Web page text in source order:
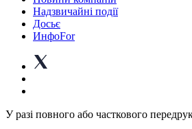
Надзвичайні події
Досьє
ИнфоFor
У разі повного або часткового